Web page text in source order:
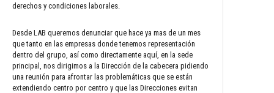
derechos y condiciones laborales.
Desde LAB queremos denunciar que hace ya mas de un mes
que tanto en las empresas donde tenemos representación
dentro del grupo, así como directamente aquí, en la sede
principal, nos dirigimos a la Dirección de la cabecera pidiendo
una reunión para afrontar las problemáticas que se están
extendiendo centro por centro y que las Direcciones evitan